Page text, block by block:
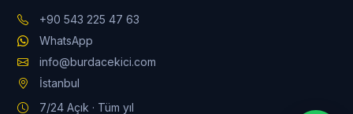
+90 543 225 47 63
WhatsApp
info@burdacekici.com
İstanbul
7/24 Açık · Tüm yıl